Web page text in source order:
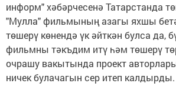
информ" хәбәрчесенә Татарстанда
"Мулла" фильмының азагы яхшы
төшерү көнендә үк әйткән булса да,
фильмны тәкъдим итү һәм төшерү
очрашу вакытында проект
ничек булачагын сер итеп калдырды.